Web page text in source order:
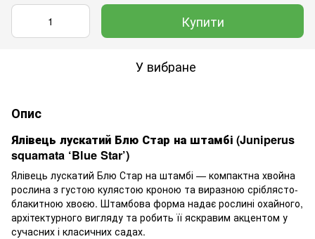
Купити
У вибране
Опис
Ялівець лускатий Блю Стар на штамбі (Juniperus
squamata ‘Blue Star’)
Ялівець лускатий Блю Стар на штамбі — компактна хвойна
рослина з густою кулястою кроною та виразною сріблясто-
блакитною хвоєю. Штамбова форма надає рослині охайного,
архітектурного вигляду та робить її яскравим акцентом у
сучасних і класичних садах.